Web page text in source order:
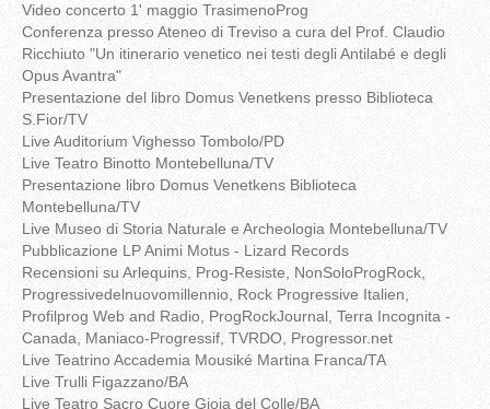
Video concerto 1' maggio TrasimenoProg
Conferenza presso Ateneo di Treviso a cura del Prof. Claudio
Ricchiuto "Un itinerario venetico nei testi degli Antilabé e degli
Opus Avantra"
Presentazione del libro Domus Venetkens presso Biblioteca
S.Fior/TV
Live Auditorium Vighesso Tombolo/PD
Live Teatro Binotto Montebelluna/TV
Presentazione libro Domus Venetkens Biblioteca
Montebelluna/TV
Live Museo di Storia Naturale e Archeologia Montebelluna/TV
Pubblicazione LP Animi Motus - Lizard Records
Recensioni su Arlequins, Prog-Resiste, NonSoloProgRock,
Progressivedelnuovomillennio, Rock Progressive Italien,
Profilprog Web and Radio, ProgRockJournal, Terra Incognita -
Canada, Maniaco-Progressif, TVRDO, Progressor.net
Live Teatrino Accademia Mousiké Martina Franca/TA
Live Trulli Figazzano/BA
Live Teatro Sacro Cuore Gioia del Colle/BA